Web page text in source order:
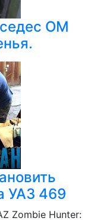
ОМ
УАЗ 469
Zombie Hunter: